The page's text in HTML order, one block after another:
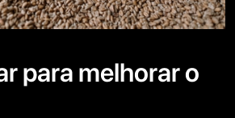
para melhorar o